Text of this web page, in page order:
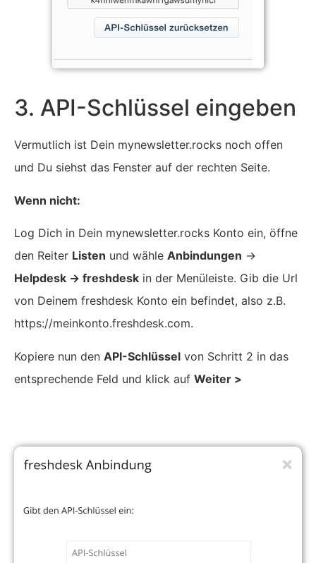
3. API-Schlüssel eingeben
Vermutlich ist Dein mynewsletter.rocks noch offen
und Du siehst das Fenster auf der rechten Seite.
Wenn nicht:
Log Dich in Dein mynewsletter.rocks Konto ein, öffne
den Reiter Listen und wähle Anbindungen ->
Helpdesk -> freshdesk in der Menüleiste. Gib die Url
von Deinem freshdesk Konto ein befindet, also z.B.
https://meinkonto.freshdesk.com.
Kopiere nun den API-Schlüssel von Schritt 2 in das
entsprechende Feld und klick auf Weiter >